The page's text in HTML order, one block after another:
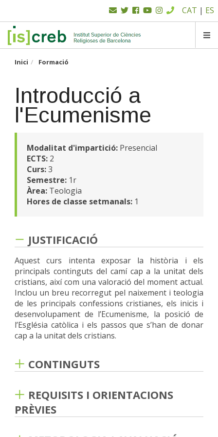
contingut
superior
SK
CAT | ES
Inici Formació
Introducció a
l'Ecumenisme
Modalitat d'impartició: Presencial
ECTS: 2
Curs:3
Semestre: 1r
Àrea: Teologia
Hores de classe setmanals: 1
JUSTIFICACIÓ
Aquest curs intenta exposar la història i els
principals continguts del camí cap a la unitat dels
cristians, així com una valoració del moment actual.
Inclou un breu recorregut pel naixement i teologia
de les principals confessions cristianes, els inicis i
desenvolupament de l’Ecumenisme, la posició de
l’Església catòlica i els passos que s’han de donar
cap a la unitat dels cristians.
CONTINGUTS
esglésies d’origen luterà: Mennonites, Germans de
Moràvia, Swedenborgians.3. La branca Calvinista:
Valdesos, Zwinglians, Presbiterians,
Congregacionalistes.4. La tradició Anglicana5.
REQUISITS I ORIENTACIONS
PRÈVIES
Metodologia teològica.